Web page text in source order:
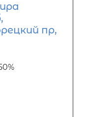
пр,